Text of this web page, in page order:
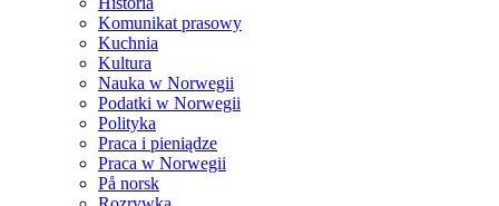
Komunikat prasowy
Kuchnia
Kultura
Nauka w Norwegii
Podatki w Norwegii
Polityka
Praca i pieniądze
Praca w Norwegii
På norsk